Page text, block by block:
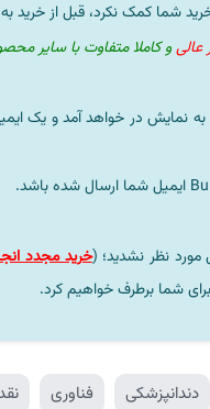
شما کمک نکرد، قبل از خرید
عالی و کاملا متفاوت با سایر
به نمایش در خواهد آمد و یک
مورد نظر نشدید؛ (خرید مجدد
شما برطرف خواهیم کرد.
دندانپزشکی فناوری